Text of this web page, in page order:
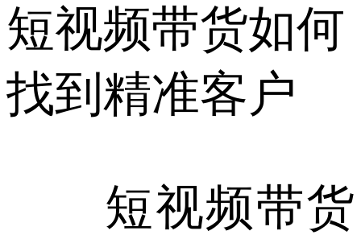
短视频带货如何
找到精准客户
短视频带货